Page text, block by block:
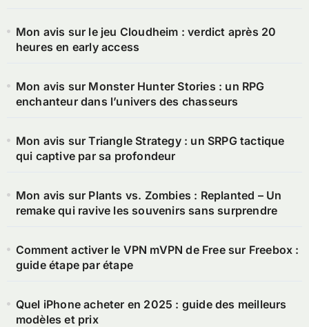
Mon avis sur le jeu Cloudheim : verdict après 20
heures en early access
Mon avis sur Monster Hunter Stories : un RPG
enchanteur dans l’univers des chasseurs
Mon avis sur Triangle Strategy : un SRPG tactique
qui captive par sa profondeur
Mon avis sur Plants vs. Zombies : Replanted – Un
remake qui ravive les souvenirs sans surprendre
Comment activer le VPN mVPN de Free sur Freebox :
guide étape par étape
Quel iPhone acheter en 2025 : guide des meilleurs
modèles et prix